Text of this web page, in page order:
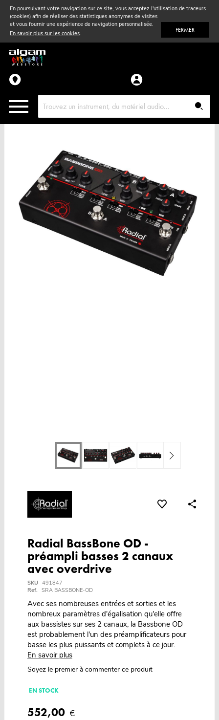
En poursuivant votre navigation sur ce site, vous acceptez l'utilisation de traceurs
(cookies) afin de réaliser des statistiques anonymes de visites
et vous fournir une expérience de navigation personnalisée.
En savoir plus sur les cookies. FERMER
Vent& Violon
Accessoires
Pièces détachées
Radial BassBone OD -
préampli basses 2 canaux
avec overdrive
SKU 491847
Ref. SRA BASSBONE-OD
Avec ses nombreuses entrées et sorties et les
nombreux paramètres d'égalisation qu'elle offre
aux bassistes sur ses 2 canaux, la Bassbone OD
est probablement l'un des préamplificateurs pour
basse les plus puissants et complets à ce jour.
En savoir plus
Soyez le premier à commenter ce produit
EN STOCK
552,00 €